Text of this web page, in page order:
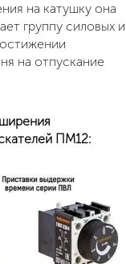
на катушку она
группу силовых и
на отпускание
ПМ12: